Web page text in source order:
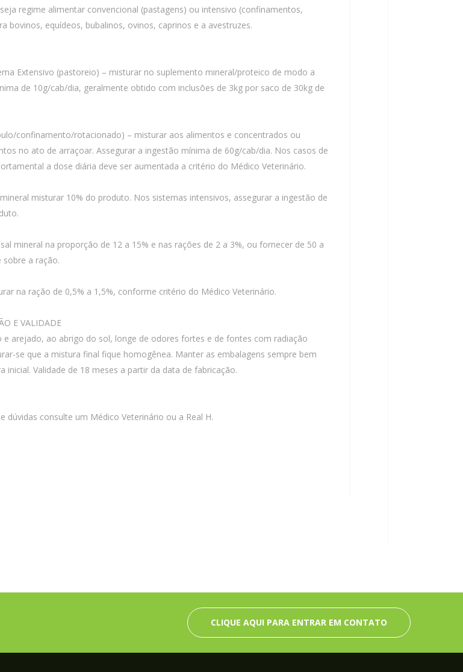
regime alimentar convencional (pastagens) ou intensivo (confinamentos,
bovinos, equídeos, bubalinos, ovinos, caprinos e a avestruzes.
Extensivo (pastoreio) – misturar no suplemento mineral/proteico de modo a
de 10g/cab/dia, geralmente obtido com inclusões de 3kg por saco de 30kg de
confinamento/rotacionado) – misturar aos alimentos e concentrados ou
no ato de arraçoar. Assegurar a ingestão mínima de 60g/cab/dia. Nos casos de
a dose diária deve ser aumentada a critério do Médico Veterinário.
misturar 10% do produto. Nos sistemas intensivos, assegurar a ingestão de
mineral na proporção de 12 a 15% e nas rações de 2 a 3%, ou fornecer de 50 a
a ração.
na ração de 0,5% a 1,5%, conforme critério do Médico Veterinário.
E VALIDADE
e arejado, ao abrigo do sol, longe de odores fortes e de fontes com radiação
se que a mistura final fique homogênea. Manter as embalagens sempre bem
inicial. Validade de 18 meses a partir da data de fabricação.
dúvidas consulte um Médico Veterinário ou a Real H.
CLIQUE AQUI PARA ENTRAR EM CONTATO